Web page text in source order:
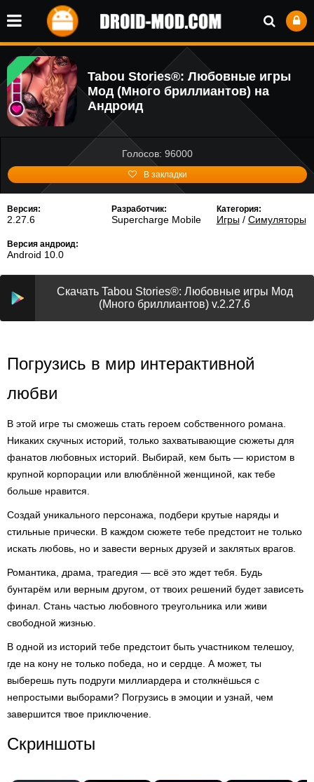
Tabou Stories®: Любовные игры
Мод (Много бриллиантов) на
Андроид
Голосов: 96000
В закладки
Версия:
2.27.6
Разработчик:
Supercharge Mobile
Категория:
Игры/ Симуляторы
Версия андроид:
Android 10.0
Скачать Tabou Stories®: Любовные игры Мод
(Много бриллиантов) v.2.27.6
Погрузись в мир интерактивной
любви
В этой игре ты сможешь стать героем собственного романа.
Никаких скучных историй, только захватывающие сюжеты для
фанатов любовных историй. Выбирай, кем быть — юристом в
крупной корпорации или влюблённой женщиной, как тебе
больше нравится.
Создай уникального персонажа, подбери крутые наряды и
стильные прически. В каждом сюжете тебе предстоит не только
искать любовь, но и завести верных друзей и заклятых врагов.
Романтика, драма, трагедия — всё это ждет тебя. Будь
бунтарём или верным другом, от твоих решений будет зависеть
финал. Стань частью любовного треугольника или живи
свободной жизнью.
В одной из историй тебе предстоит быть участником телешоу,
где на кону не только победа, но и сердце. А может, ты
выберешь путь подруги миллиардера и столкнёшься с
непростыми выборами? Погрузись в эмоции и узнай, чем
завершится твое приключение.
Скриншоты